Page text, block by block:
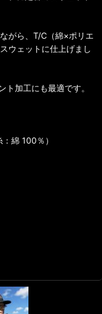
がら、T/C（綿×ポリエ
ウェットに仕上げまし
加工にも最適です。
綿 100％）